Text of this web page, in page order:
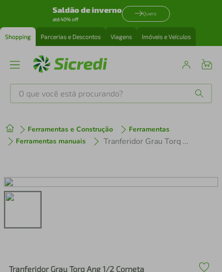
Saldão de inverno
até 40% off
Quero
Shopping Parcerias e Descontos Viagens Imóveis e Veículos
O que você está procurando?
Ferramentas e Construção
Ferramentas
Ferramentas manuais
Tranferidor Grau Torq Ang 1/2 Corneta
Tranferidor Grau Torq Ang 1/2 Corneta
1º tenis
3º